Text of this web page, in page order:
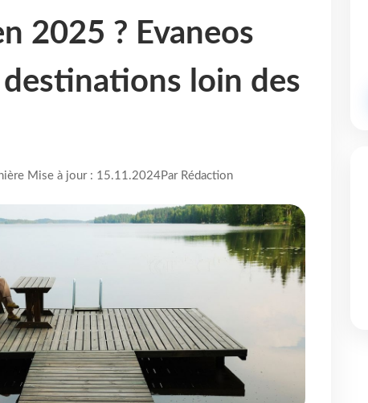
2025 ? Evaneos
loin des
Mise à jour : 15.11.2024Par Rédaction